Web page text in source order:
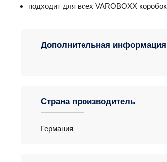
подходит для всех VAROBOXX коробок
Дополнительная информация
Страна производитель
Германия